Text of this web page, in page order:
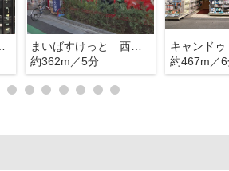
まいばすけっと 西五反田6丁目店
約362m／5分
キャンド
約467m／